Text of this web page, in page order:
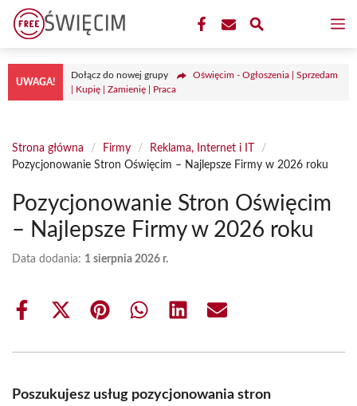
Przejdź
treści
UWAGA!
Dołącz do nowej grupy
Oświęcim - Ogłoszenia | Sprzedam
| Kupię | Zamienię | Praca
Strona główna / Firmy / Reklama, Internet i IT
/
Pozycjonowanie Stron Oświęcim – Najlepsze Firmy w 2026 roku
Pozycjonowanie Stron Oświęcim
– Najlepsze Firmy w 2026 roku
Data dodania: 1 sierpnia 2026 r.
Share
Share
(Twitter)
Share Share Share Share
Poszukujesz usług pozycjonowania stron